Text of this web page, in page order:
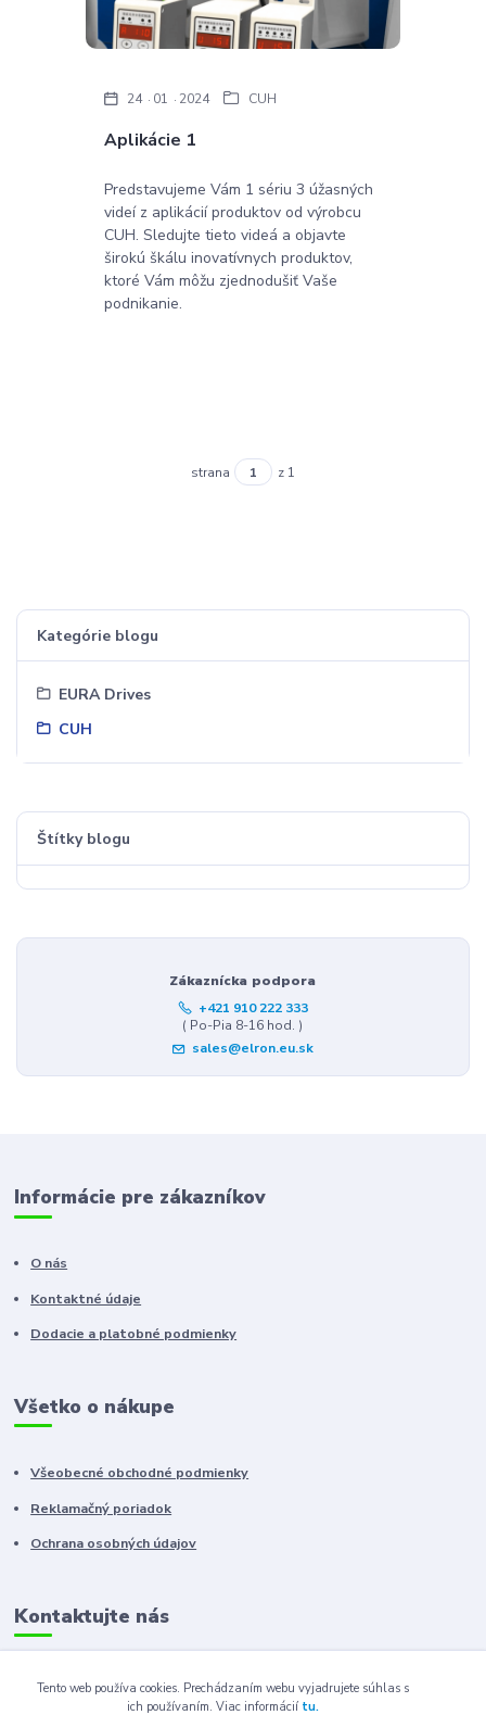
Kategórie blogu
EURA Drives
CUH
Štítky blogu
Zákaznícka podpora
+421 910 222 333
( Po-Pia 8-16 hod. )
sales@elron.eu.sk
Aplikácie 1
24 01 2024 CUH
Predstavujeme Vám 1 sériu 3 úžasných
videí z aplikácií produktov od výrobcu
CUH. Sledujte tieto videá a objavte
širokú škálu inovatívnych produktov,
ktoré Vám môžu zjednodušiť Vaše
podnikanie.
strana z 1
Informácie pre zákazníkov
O nás
Kontaktné údaje
Dodacie a platobné podmienky
Všetko o nákupe
Všeobecné obchodné podmienky
Reklamačný poriadok
Ochrana osobných údajov
Kontaktujte nás
+421 910 222 333
Tento web používa cookies. Prechádzaním webu vyjadrujete súhlas s
ich používaním. Viac informácií tu.